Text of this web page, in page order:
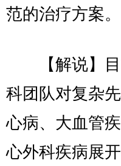
范的治疗方案。
【解说】目
科团队对复杂
心病、大血管
心外科疾病展